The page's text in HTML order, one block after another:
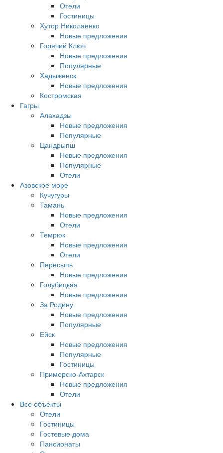
Отели
Гостиницы
Хутор Николаенко
Новые предложения
Горячий Ключ
Новые предложения
Популярные
Хадыженск
Новые предложения
Костромская
Гагры
Алахадзы
Новые предложения
Популярные
Цандрыпш
Новые предложения
Популярные
Отели
Азовское море
Кучугуры
Тамань
Новые предложения
Отели
Темрюк
Новые предложения
Отели
Пересыпь
Новые предложения
Голубицкая
Новые предложения
За Родину
Новые предложения
Популярные
Ейск
Новые предложения
Популярные
Гостиницы
Приморско-Ахтарск
Новые предложения
Отели
Все объекты
Отели
Гостиницы
Гостевые дома
Пансионаты